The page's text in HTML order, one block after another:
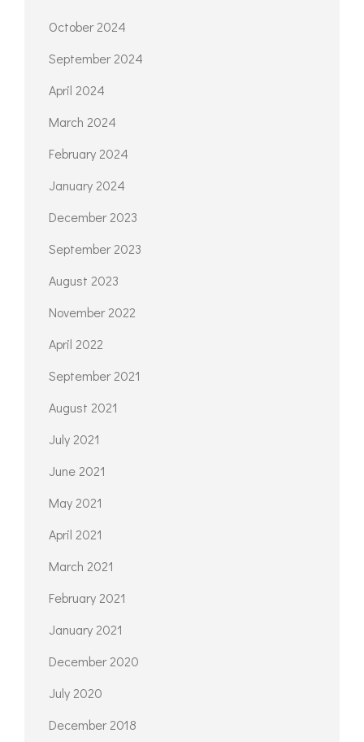
October 2024
September 2024
April 2024
March 2024
February 2024
January 2024
December 2023
September 2023
August 2023
November 2022
April 2022
September 2021
August 2021
July 2021
June 2021
May 2021
April 2021
March 2021
February 2021
January 2021
December 2020
July 2020
December 2018